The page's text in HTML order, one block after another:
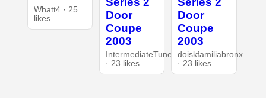
Whatt4 · 25
likes
Door
Coupe
2003
IntermediateTuner
· 23 likes
Door
Coupe
2003
doiskfamiliabronx
· 23 likes